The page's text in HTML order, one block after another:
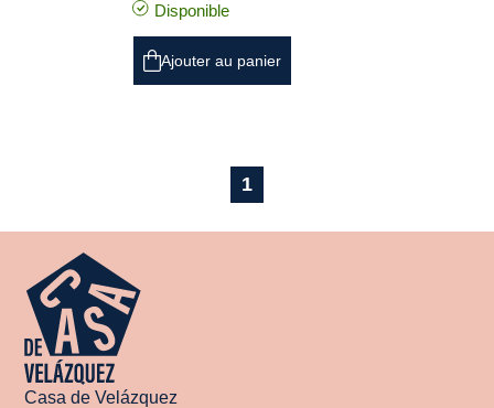
Disponible
Ajouter au panier
1
Casa de Velázquez